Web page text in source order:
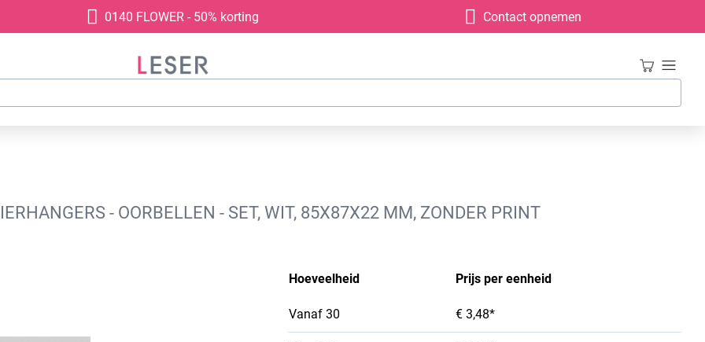
0140 FLOWER - 50% korting Contact opnemen
- OORBELLEN - SET, WIT, 85X87X22 MM, ZONDER PRINT
Hoeveelheid Prijs per eenheid
Vanaf 30 € 3,48*